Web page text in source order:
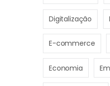
Digitalização
E-commerce
Economia